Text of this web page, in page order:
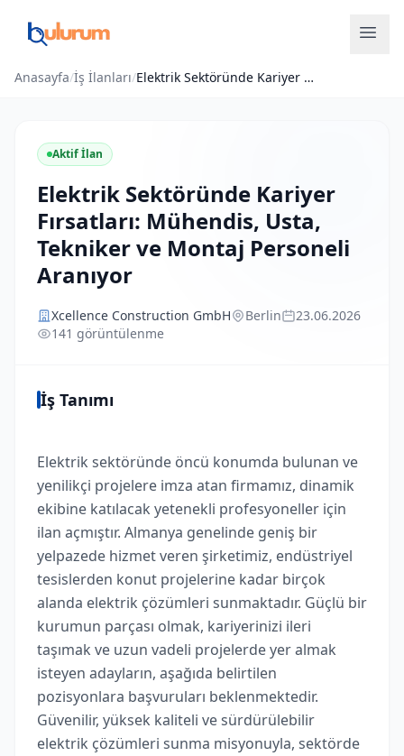
Anasayfa/İş İlanları/ Elektrik Sektöründe Kariyer Fırsatları: Mühendis, Usta, Tekniker ve Montaj Personeli Aranıyor
Aktif İlan
Elektrik Sektöründe Kariyer
Fırsatları: Mühendis, Usta,
Tekniker ve Montaj Personeli
Aranıyor
Xcellence Construction GmbH Berlin
23.06.2026
141 görüntülenme
İş Tanımı
Elektrik sektöründe öncü konumda bulunan ve
yenilikçi projelere imza atan firmamız, dinamik
ekibine katılacak yetenekli profesyoneller için
ilan açmıştır. Almanya genelinde geniş bir
yelpazede hizmet veren şirketimiz, endüstriyel
tesislerden konut projelerine kadar birçok
alanda elektrik çözümleri sunmaktadır. Güçlü bir
kurumun parçası olmak, kariyerinizi ileri
taşımak ve uzun vadeli projelerde yer almak
isteyen adayların, aşağıda belirtilen
pozisyonlara başvuruları beklenmektedir.
Güvenilir, yüksek kaliteli ve sürdürülebilir
elektrik çözümleri sunma misyonuyla, sektörde